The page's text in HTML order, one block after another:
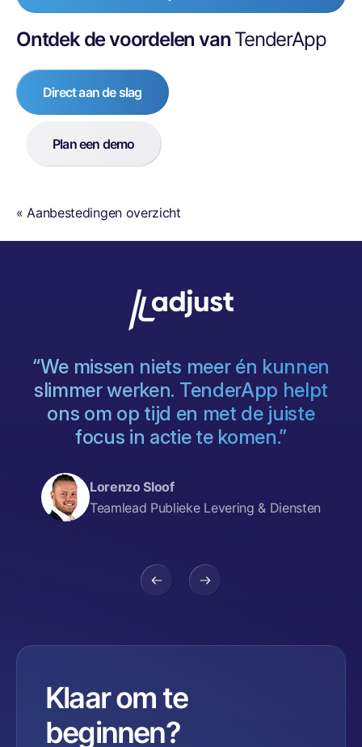
Ontdek de voordelen van TenderApp
Direct aan de slag
Plan een demo
« Aanbestedingen overzicht
“We missen niets meer én kunnen
slimmer werken. TenderApp helpt
ons om op tijd en met de juiste
focus in actie te komen.”
Lorenzo Sloof
Teamlead Publieke Levering & Diensten
Klaar om te
beginnen?